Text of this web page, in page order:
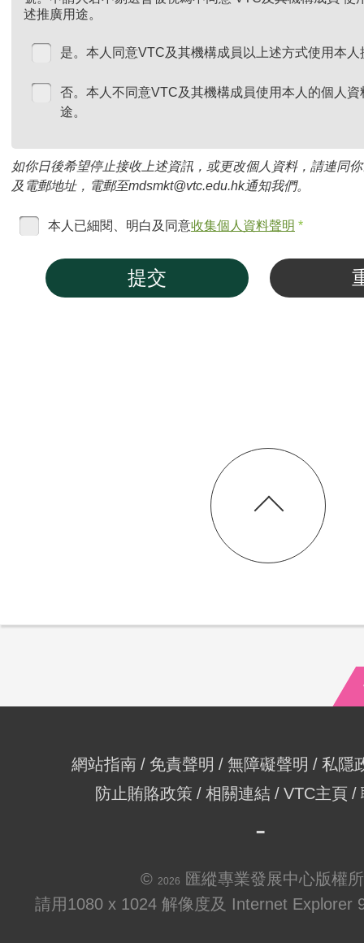
述推廣用途。
是。本人同意VTC及其機構成員以上述方式使用本
否。本人不同意VTC及其機構成員使用本人的個人
途。
如你日後希望停止接收上述資訊，或更改個人資料，請連同
及電郵地址，電郵至mdsmkt@vtc.edu.hk通知我們。
本人已細閱、明白及同意收集個人資料聲明 *
提交
網站指南 免責聲明 無障礙聲明
私隱
防止賄賂政策
相關連結 VTC主頁
© 2026
匯縱專業發展中心版權
請用1080 x 1024 解像度及 Internet Explorer